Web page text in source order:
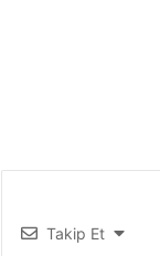
Takip Et